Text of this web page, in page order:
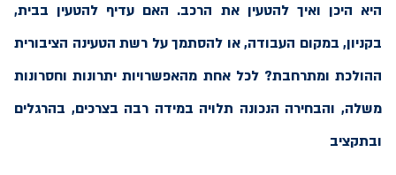
היא היכן ואיך להטעין את הרכב. האם עדיף להטעין בבית,
בקניון, במקום העבודה, או להסתמך על רשת הטעינה הציבורית
ההולכת ומתרחבת? לכל אחת מהאפשרויות יתרונות וחסרונות
משלה, והבחירה הנכונה תלויה במידה רבה בצרכים, בהרגלים
ובתקציב